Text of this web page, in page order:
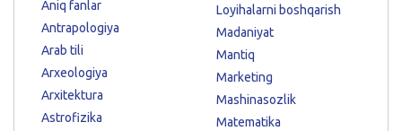
Aniq fanlar
Antrapologiya
Arab tili
Arxeologiya
Arxitektura
Astrofizika
Loyihalarni boshqarish
Madaniyat
Mantiq
Marketing
Mashinasozlik
Matematika